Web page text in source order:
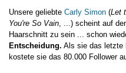
Unsere geliebte Carly Simon (Let
You're So Vain, ...) scheint auf
Haarschnitt zu sein ... schon
Entscheidung. Als sie das letzte
kostete sie das 80.000 Follower